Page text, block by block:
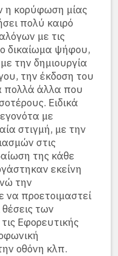
η κορύφωση μίας
πολύ καιρό
με τις
δικαίωμα ψήφου,
την δημιουργία
την έκδοση του
πολλά άλλα που
Ειδικά
με
στιγμή, με την
στις
της κάθε
εκείνη
την
προετοιμαστεί
των
Εφορευτικής
οθόνη κλπ.